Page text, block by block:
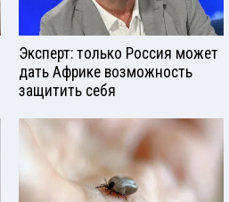
Эксперт: только Россия может
дать Африке возможность
защитить себя